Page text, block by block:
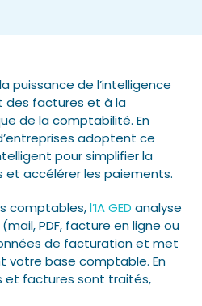
puissance de l’intelligence
des factures et à la
de la comptabilité. En
adoptent ce
pour simplifier la
et accélérer les paiements.
comptables,l’IA GED analyse
PDF, facture en ligne ou
de facturation et met
votre base comptable. En
et factures sont traités,